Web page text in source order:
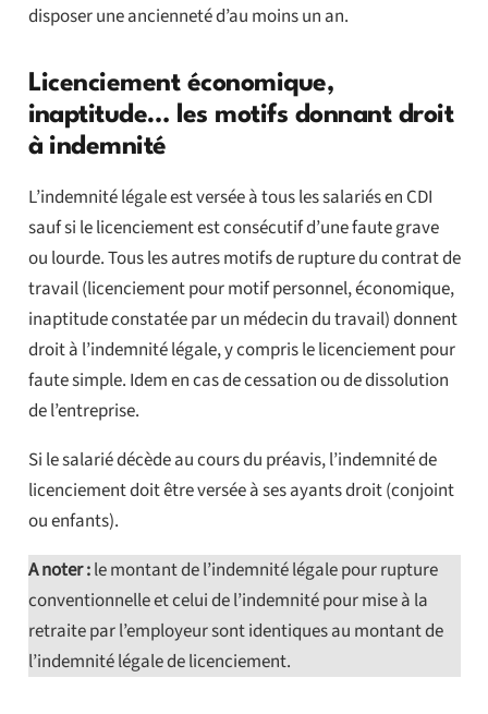
disposer une ancienneté d’au moins un an.
Licenciement économique,
inaptitude… les motifs donnant droit
à indemnité
L’indemnité légale est versée à tous les salariés en CDI
sauf si le licenciement est consécutif d’une faute grave
ou lourde. Tous les autres motifs de rupture du contrat de
travail (licenciement pour motif personnel, économique,
inaptitude constatée par un médecin du travail) donnent
droit à l’indemnité légale, y compris le licenciement pour
faute simple. Idem en cas de cessation ou de dissolution
de l’entreprise.
Si le salarié décède au cours du préavis, l’indemnité de
licenciement doit être versée à ses ayants droit (conjoint
ou enfants).
A noter :le montant de l’indemnité légale pour rupture
conventionnelle et celui de l’indemnité pour mise à la
retraite par l’employeur sont identiques au montant de
l’indemnité légale de licenciement.